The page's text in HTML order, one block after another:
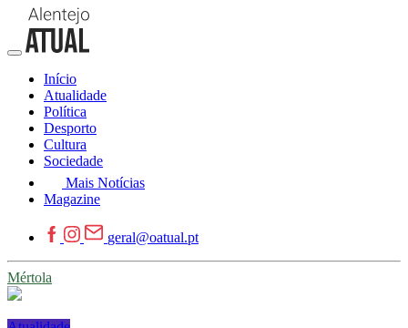
Início
Atualidade
Política
Desporto
Cultura
Sociedade
Mais Notícias
Magazine
geral@oatual.pt
Mértola